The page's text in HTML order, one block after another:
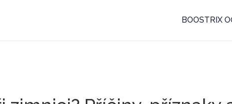
BOOSTRIX